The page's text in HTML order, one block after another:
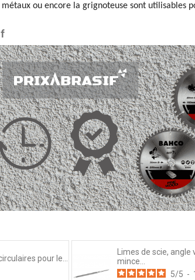
ou encore la grignoteuse sont utilisables
pour le...
Limes de scie, angle
mince...
5/5 - 1